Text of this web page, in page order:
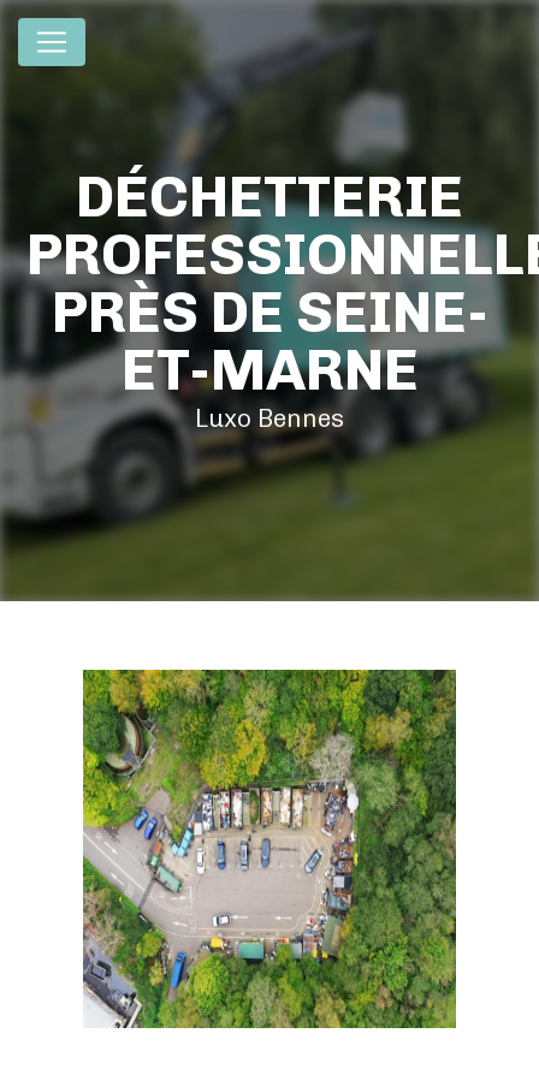
DÉCHETTERIE
PRÈS DE SEINE-
ET-MARNE
Luxo Bennes
Panneau de gestion des cookies